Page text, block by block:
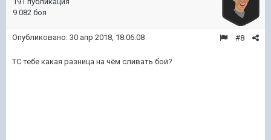
9 082 боя
#8
Опубликовано: 30 апр 2018, 18:06:08
ТС тебе какая разница на чём сливать бой?